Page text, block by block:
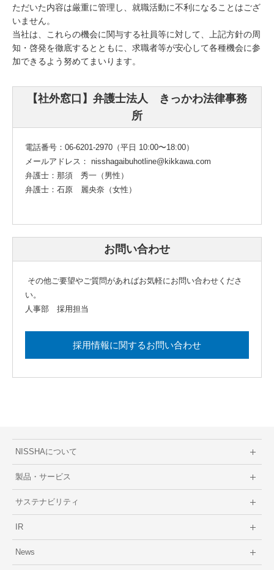
ただいた内容は厳重に管理し、就職活動に不利になることはござ
いません。
当社は、これらの機会に関与する社員等に対して、上記方針の周
知・啓発を徹底するとともに、求職者等が安心して各種機会に参
加できるよう努めてまいります。
【社外窓口】弁護士法人 きっかわ法律事務
所
電話番号：06-6201-2970（平日 10:00〜18:00）
メールアドレス： nisshagaibuhotline@kikkawa.com
弁護士：那須 秀一（男性）
弁護士：石原 麗央奈（女性）
お問い合わせ
その他ご要望やご質問があればお気軽にお問い合わせくださ
い。
人事部 採用担当
採用情報に関するお問い合わせ
NISSHAについて
製品・サービス
サステナビリティ
IR
News